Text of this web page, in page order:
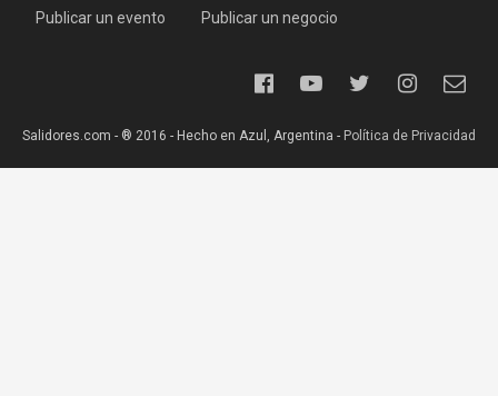
Publicar un evento Publicar un negocio
Salidores.com - ® 2016 - Hecho en Azul, Argentina - Política de Privacidad